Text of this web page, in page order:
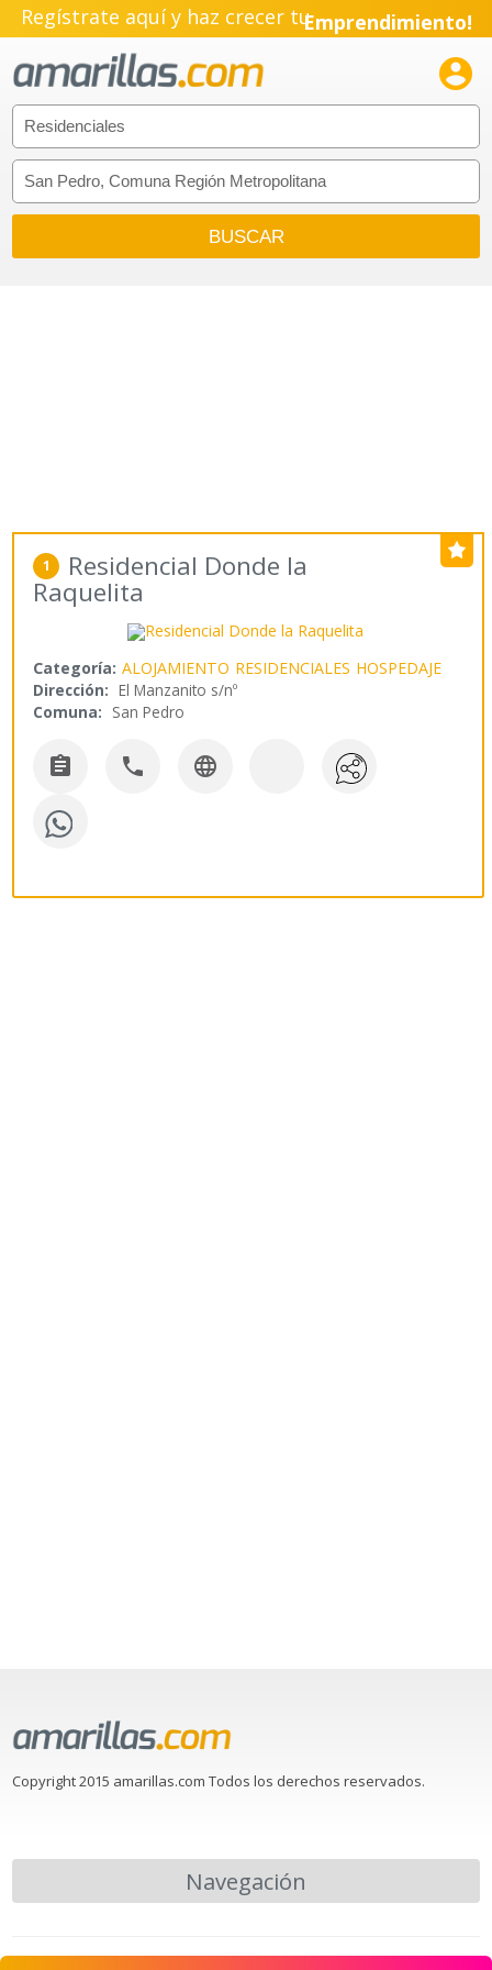
Regístrate aquí y haz crecer tuEmprendimiento!

1 Residencial Donde la
Raquelita
Categoría: ALOJAMIENTO RESIDENCIALES HOSPEDAJE
Dirección: El Manzanito s/nº
Comuna: San Pedro
  
Copyright 2015 amarillas.com Todos los derechos reservados.
Navegación